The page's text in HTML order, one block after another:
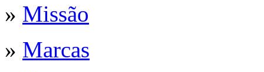
» Missão
» Marcas